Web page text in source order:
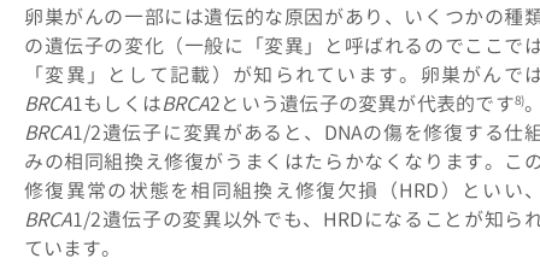
卵巣がんの一部には遺伝的な原因があり、いくつかの種
の遺伝子の変化（一般に「変異」と呼ばれるのでここで
「変異」として記載）が知られています。卵巣がんで
BRCA1もしくはBRCA2という遺伝子の変異が代表的です8)
BRCA1/2遺伝子に変異があると、DNAの傷を修復する仕
みの相同組換え修復がうまくはたらかなくなります。こ
修復異常の状態を相同組換え修復欠損（HRD）といい
BRCA1/2遺伝子の変異以外でも、HRDになることが知ら
ています。